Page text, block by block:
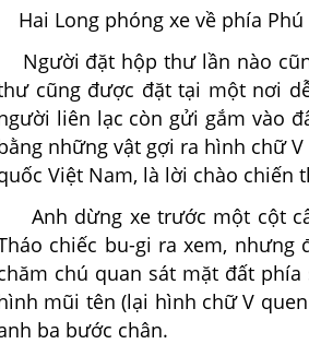
Hai Long phóng xe về phía
Người đặt hộp thư lần nào
cũng được đặt tại một nơi
liên lạc còn gửi gắm vào
những vật gợi ra hình chữ
Việt Nam, là lời chào chiến
Anh dừng xe trước một cột
chiếc bu-gi ra xem,
chú quan sát mặt đất
mũi tên (lại hình chữ V
ba bước chân.